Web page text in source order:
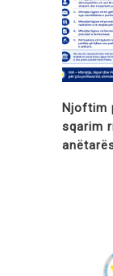
Njoftim
sqarim